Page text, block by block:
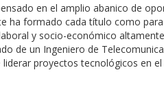
en el amplio abanico de
ha formado cada título como
y socio-económico
de un Ingeniero de
proyectos tecnológicos en